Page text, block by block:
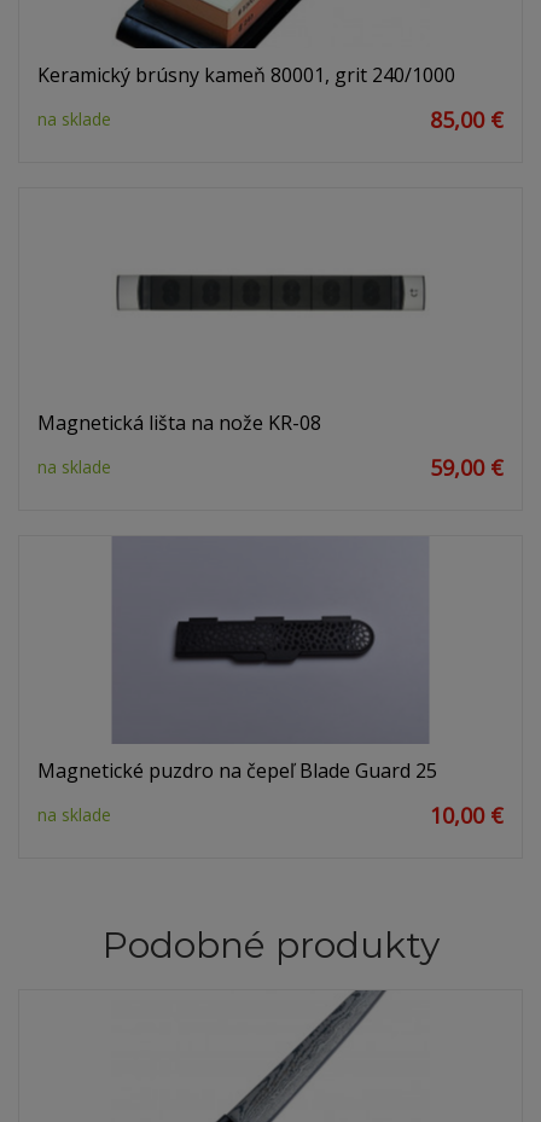
Keramický brúsny kameň 80001, grit 240/1000
na sklade 85,00 €
Magnetická lišta na nože KR-08
na sklade 59,00 €
Magnetické puzdro na čepeľ Blade Guard 25
na sklade 10,00 €
Podobné produkty